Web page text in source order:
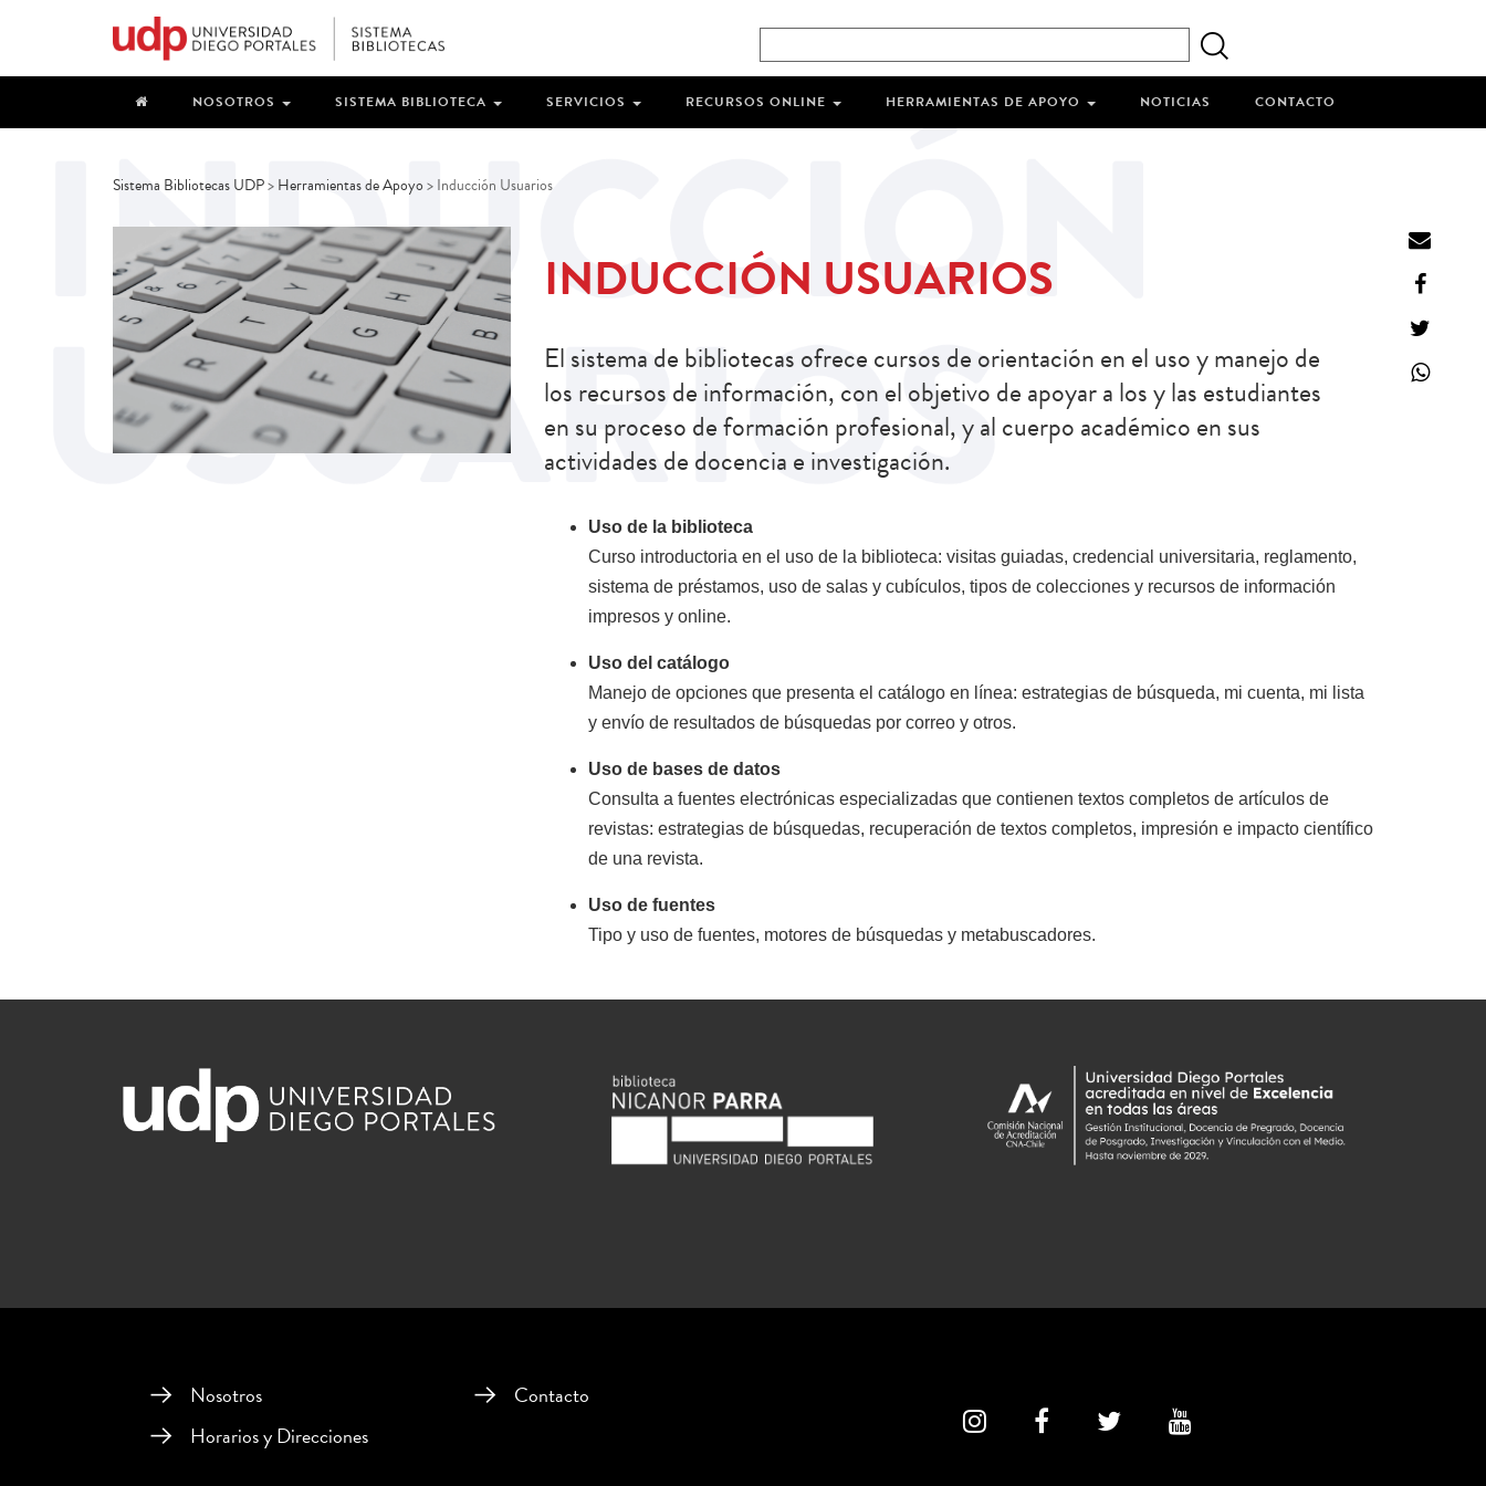
NOSOTROS SISTEMA BIBLIOTECA SERVICIOS RECURSOS ONLINE HERRAMIENTAS DE APOYO NOTICIAS CONTACTO
Sistema Bibliotecas UDP>Herramientas de Apoyo>Inducción Usuarios
INDUCCIÓN USUARIOS
El sistema de bibliotecas ofrece cursos de orientación en el uso y manejo de
los recursos de información, con el objetivo de apoyar a los y las estudiantes
en su proceso de formación profesional, y al cuerpo académico en sus
actividades de docencia e investigación.
Uso de la biblioteca
Curso introductoria en el uso de la biblioteca: visitas guiadas, credencial universitaria, reglamento,
sistema de préstamos, uso de salas y cubículos, tipos de colecciones y recursos de información
impresos y online.
Uso del catálogo
Manejo de opciones que presenta el catálogo en línea: estrategias de búsqueda, mi cuenta, mi lista
y envío de resultados de búsquedas por correo y otros.
Uso de bases de datos
Consulta a fuentes electrónicas especializadas que contienen textos completos de artículos de
revistas: estrategias de búsquedas, recuperación de textos completos, impresión e impacto científico
de una revista.
Uso de fuentes
Tipo y uso de fuentes, motores de búsquedas y metabuscadores.
Nosotros
Horarios y Direcciones
Contacto